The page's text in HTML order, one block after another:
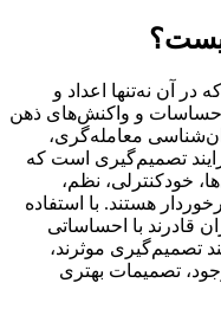
آن نه‌تنها اعداد و
احساسات و واکنش‌های ذهن
معامله‌گری،
تصمیم‌گیری است که
خودکنترلی، نظم،
هستند. با استفاده
قادرند با احساساتی
تصمیم‌گیری موثرند،
تصمیمات بهتری